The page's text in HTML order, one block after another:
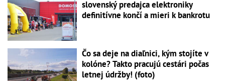
slovenský predajca elektroniky
definitívne končí a mieri k bankrotu
Čo sa deje na diaľnici, kým stojíte v
kolóne? Takto pracujú cestári počas
letnej údržby! (foto)